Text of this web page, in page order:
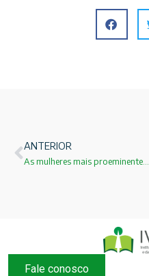
ANTERIOR
Fale conosco